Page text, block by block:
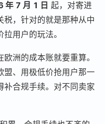
年 7 月 1 日 起，对寄进
税，针对的就是那种从中
用户的玩法。
洲的成本账就要重算。
盟、用极低价抢用户那一
补合规手续。对不同卖家